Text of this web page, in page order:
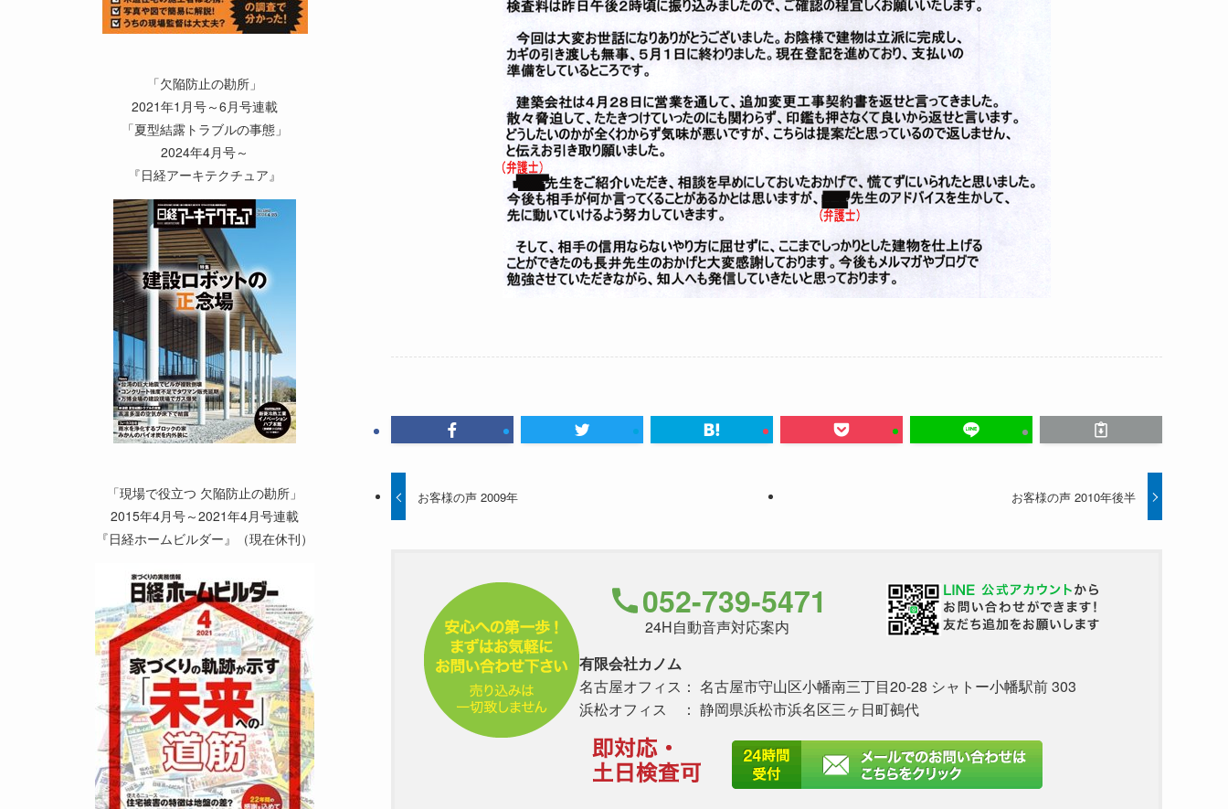
お客様の声 2009年 お客様の声 2010年後半
052-739-5471
24H自動音声対応案内
有限会社カノム
名古屋オフィス： 名古屋市守山区小幡南三丁目20-28 シャトー小幡駅前 303
浜松オフィス ： 静岡県浜松市浜名区三ヶ日町鵺代
「欠陥防止の勘所」
2021年1月号～6月号連載
「夏型結露トラブルの事態」
2024年4月号～
『日経アーキテクチュア』
「現場で役立つ 欠陥防止の勘所」
2015年4月号～2021年4月号連載
『日経ホームビルダー』（現在休刊）